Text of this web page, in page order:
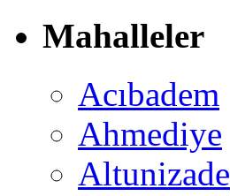
Mahalleler
Acıbadem
Ahmediye
Altunizade